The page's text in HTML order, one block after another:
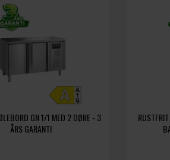
GN 1/1 MED 2 DØRE - 3
ÅRS GARANTI